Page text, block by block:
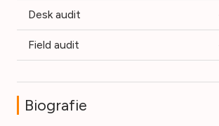
Desk audit
Field audit
Biografie